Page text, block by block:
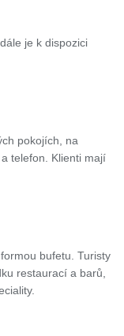
je k dispozici
pokojích, na
telefon. Klienti mají
bufetu. Turisty
restaurací a barů,